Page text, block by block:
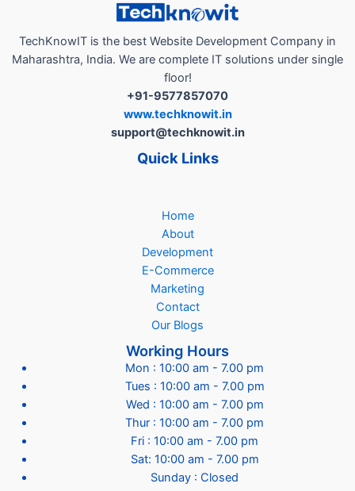
–
याचा
TechKnowIT is the best Website Development Company in
Maharashtra, India. We are complete IT solutions under single
floor!
+91-9577857070
www.techknowit.in
support@techknowit.in
Quick Links
Home
About
Development
E-Commerce
Marketing
Contact
Our Blogs
Working Hours
Mon : 10:00 am - 7.00 pm
Tues : 10:00 am - 7.00 pm
Wed : 10:00 am - 7.00 pm
Thur : 10:00 am - 7.00 pm
Fri : 10:00 am - 7.00 pm
Sat: 10:00 am - 7.00 pm
Sunday : Closed